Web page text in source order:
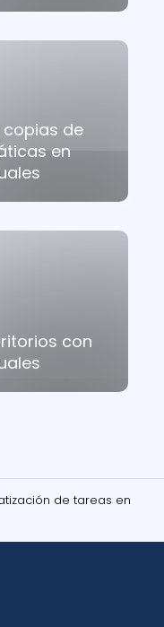
de
en
con
de tareas en